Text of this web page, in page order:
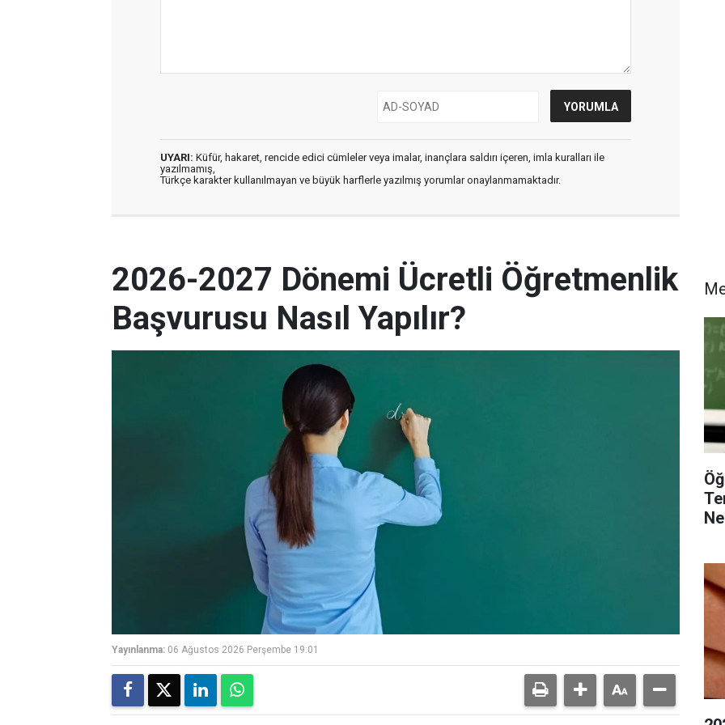
UYARI: Küfür, hakaret, rencide edici cümleler veya imalar, inançlara saldırı içeren, imla kuralları ile
yazılmamış,
Türkçe karakter kullanılmayan ve büyük harflerle yazılmış yorumlar onaylanmamaktadır.
2026-2027 Dönemi Ücretli Öğretmenlik
Başvurusu Nasıl Yapılır?
Yayınlanma: 06 Ağustos 2026 Perşembe 19:01